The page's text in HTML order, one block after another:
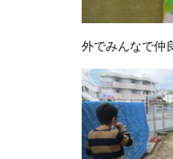
外でみんなで仲